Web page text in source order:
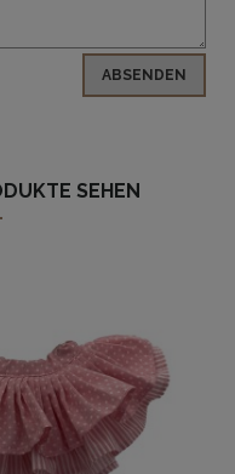
ABSENDEN
SEHEN